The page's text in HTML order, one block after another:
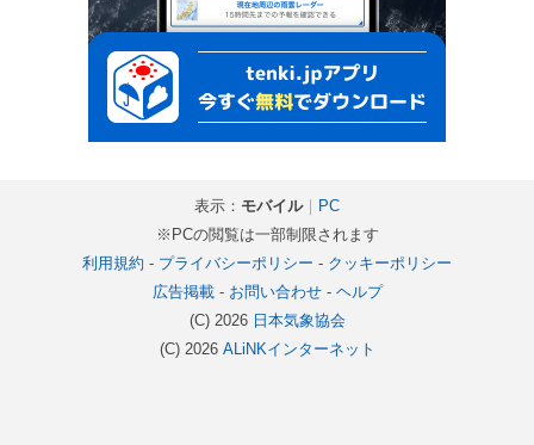
表示： モバイル｜ PC
※PCの閲覧は一部制限されます
利用規約 - プライバシーポリシー - クッキーポリシー
広告掲載- お問い合わせ- ヘルプ
(C) 2026 日本気象協会
(C) 2026 ALiNKインターネット